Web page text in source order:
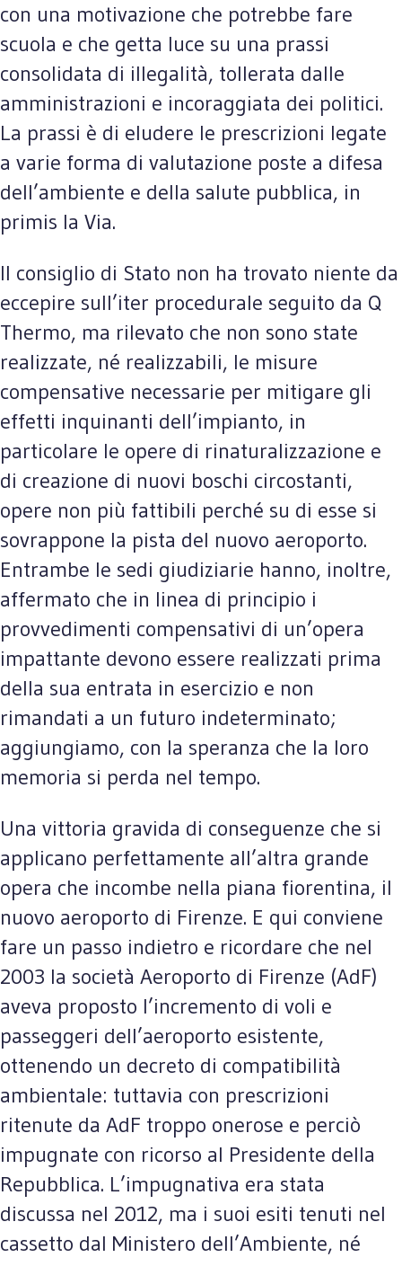
con una motivazione che potrebbe fare
scuola e che getta luce su una prassi
consolidata di illegalità, tollerata dalle
amministrazioni e incoraggiata dei politici.
La prassi è di eludere le prescrizioni legate
a varie forma di valutazione poste a difesa
dell’ambiente e della salute pubblica, in
primis la Via.
Il consiglio di Stato non ha trovato niente da
eccepire sull’iter procedurale seguito da Q
Thermo, ma rilevato che non sono state
realizzate, né realizzabili, le misure
compensative necessarie per mitigare gli
effetti inquinanti dell’impianto, in
particolare le opere di rinaturalizzazione e
di creazione di nuovi boschi circostanti,
opere non più fattibili perché su di esse si
sovrappone la pista del nuovo aeroporto.
Entrambe le sedi giudiziarie hanno, inoltre,
affermato che in linea di principio i
provvedimenti compensativi di un’opera
impattante devono essere realizzati prima
della sua entrata in esercizio e non
rimandati a un futuro indeterminato;
aggiungiamo, con la speranza che la loro
memoria si perda nel tempo.
Una vittoria gravida di conseguenze che si
applicano perfettamente all’altra grande
opera che incombe nella piana fiorentina, il
nuovo aeroporto di Firenze. E qui conviene
fare un passo indietro e ricordare che nel
2003 la società Aeroporto di Firenze (AdF)
aveva proposto l’incremento di voli e
passeggeri dell’aeroporto esistente,
ottenendo un decreto di compatibilità
ambientale: tuttavia con prescrizioni
ritenute da AdF troppo onerose e perciò
impugnate con ricorso al Presidente della
Repubblica. L’impugnativa era stata
discussa nel 2012, ma i suoi esiti tenuti nel
cassetto dal Ministero dell’Ambiente, né